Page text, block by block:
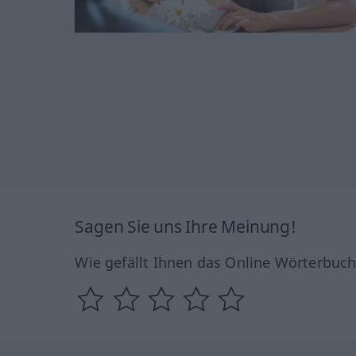
Sagen Sie uns Ihre Meinung!
Wie gefällt Ihnen das Online